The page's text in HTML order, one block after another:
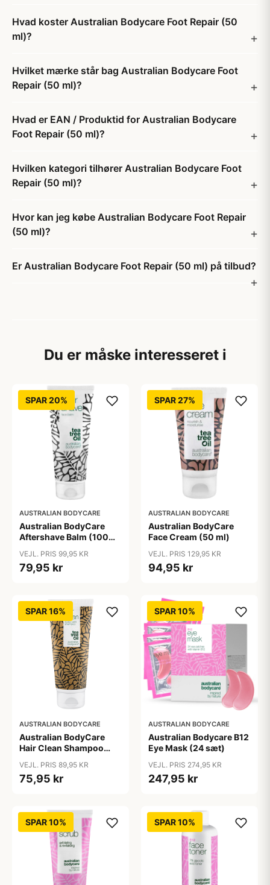
Hvad koster Australian Bodycare Foot Repair (50
ml)?
Hvilket mærke står bag Australian Bodycare Foot
Repair (50 ml)?
Hvad er EAN / Produktid for Australian Bodycare
Foot Repair (50 ml)?
Hvilken kategori tilhører Australian Bodycare Foot
Repair (50 ml)?
Hvor kan jeg købe Australian Bodycare Foot Repair
(50 ml)?
Er Australian Bodycare Foot Repair (50 ml) på tilbud?
Du er måske interesseret i
SPAR 20%
AUSTRALIAN BODYCARE
Australian BodyCare
Aftershave Balm (100
VEJL. PRIS 99,95 KR
79,95 kr
SPAR 27%
AUSTRALIAN BODYCARE
Australian BodyCare
Face Cream (50 ml)
VEJL. PRIS 129,95 KR
94,95 kr
SPAR 16%
AUSTRALIAN BODYCARE
Australian BodyCare
Hair Clean Shampoo
VEJL. PRIS 89,95 KR
75,95 kr
SPAR 10%
AUSTRALIAN BODYCARE
Australian Bodycare B12
Eye Mask (24 sæt)
VEJL. PRIS 274,95 KR
247,95 kr
SPAR 10% SPAR 10%